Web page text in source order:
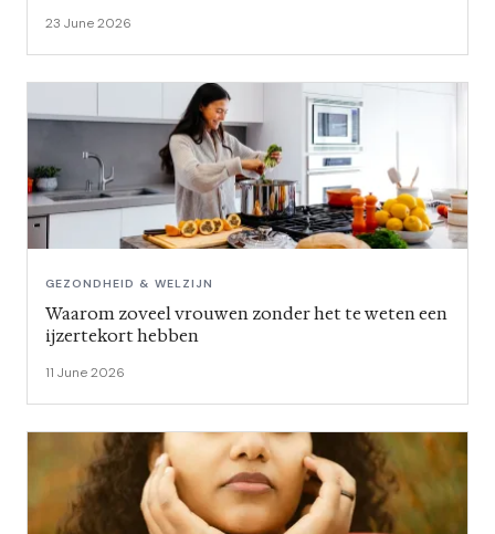
23 June 2026
GEZONDHEID & WELZIJN
Waarom zoveel vrouwen zonder het te weten een
ijzertekort hebben
11 June 2026